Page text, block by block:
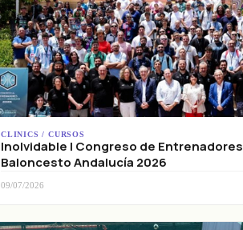
CLINICS / CURSOS
Inolvidable I Congreso de Entrenadores
Baloncesto Andalucía 2026
09/07/2026